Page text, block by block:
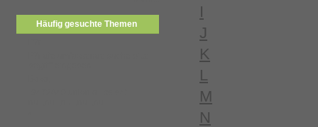
Häufig gesuchte Themen
I
J
K
L
M
N